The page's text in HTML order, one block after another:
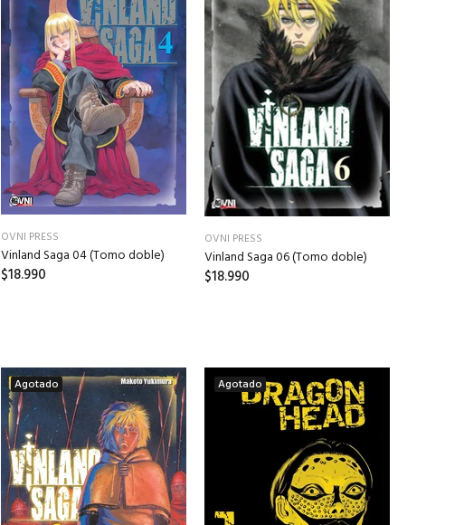
OVNI PRESS
Vinland Saga 04 (Tomo doble)
$18.990
OVNI PRESS
Vinland Saga 06 (Tomo doble)
$18.990
Agotado Agotado